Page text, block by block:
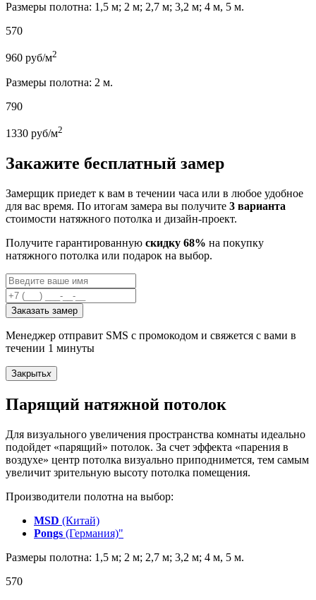
Размеры полотна: 1,5 м; 2 м; 2,7 м; 3,2 м; 4 м, 5 м.
570
960 руб/м2
Размеры полотна: 2 м.
790
1330 руб/м2
Закажите бесплатный замер
Замерщик приедет к вам в течении часа или в любое удобное
для вас время. По итогам замера вы получите 3 варианта
стоимости натяжного потолка и дизайн-проект.
Получите гарантированную скидку 68% на покупку
натяжного потолка или подарок на выбор.
Заказать замер
Менеджер отправит SMS с промокодом и свяжется с вами в
течении 1 минуты
Закрытьx
Парящий натяжной потолок
Для визуального увеличения пространства комнаты идеально
подойдет «парящий» потолок. За счет эффекта «парения в
воздухе» центр потолка визуально приподнимется, тем самым
увеличит зрительную высоту потолка помещения.
Производители полотна на выбор:
MSD (Китай)
Pongs (Германия)"
Размеры полотна: 1,5 м; 2 м; 2,7 м; 3,2 м; 4 м, 5 м.
570